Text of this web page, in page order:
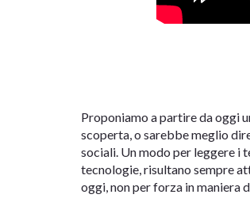
Proponiamo a partire da oggi
scoperta, o sarebbe meglio
sociali. Un modo per leggere i
tecnologie, risultano sempre
oggi, non per forza in maniera